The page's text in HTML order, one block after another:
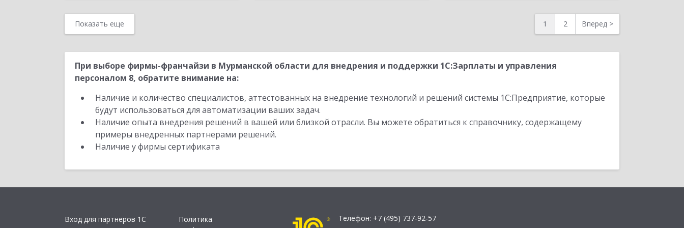
Показать еще 1 2 Вперед >
При выборе фирмы-франчайзи в Мурманской области для внедрения и поддержки 1С:Зарплаты и управления
персоналом 8, обратите внимание на:
Наличие и количество специалистов, аттестованных на внедрение технологий и решений системы 1С:Предприятие, которые
будут использоваться для автоматизации ваших задач.
Наличие опыта внедрения решений в вашей или близкой отрасли. Вы можете обратиться к справочнику, содержащему
примеры внедренных партнерами решений.
Наличие у фирмы сертификата
Вход для партнеров 1С
Политика
Телефон: +7 (495) 737-92-57